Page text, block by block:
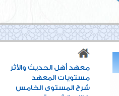
معهد أهل الحديث والأثر
مستويات المعهد
شرح المستوى الخامس